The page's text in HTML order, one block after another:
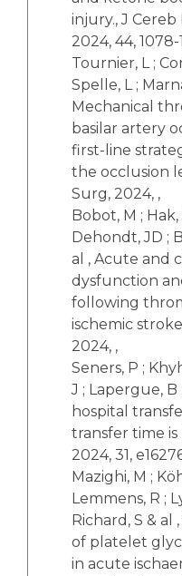
injury., J
2024, 44,
Tournier, L ;
Spelle, L ;
Mechanical
basilar artery
first-line
the occlusion
Surg, 2024, ,
Bobot, M ; Hak,
Dehondt, JD ;
al , Acute and
dysfunction
following
ischemic
2024, ,
Seners, P ;
J ; Lapergue, B
hospital
transfer time is
2024, 31,
Mazighi, M ;
Lemmens, R ;
Richard, S & al
of platelet
in acute